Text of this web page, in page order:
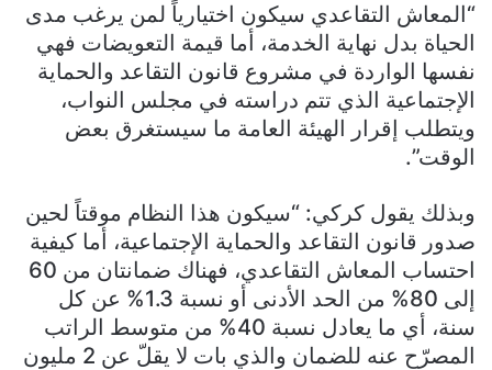
“المعاش التقاعدي سيكون اختيارياً لمن يرغب مدى
الحياة بدل نهاية الخدمة، أما قيمة التعويضات فهي
نفسها الواردة في مشروع قانون التقاعد والحماية
الإجتماعية الذي تتم دراسته في مجلس النواب،
ويتطلب إقرار الهيئة العامة ما سيستغرق بعض
الوقت”.
وبذلك يقول كركي: “سيكون هذا النظام موقتاً لحين
صدور قانون التقاعد والحماية الإجتماعية، أما كيفية
احتساب المعاش التقاعدي، فهناك ضمانتان من 60
إلى 80% من الحد الأدنى أو نسبة 1.3% عن كل
سنة، أي ما يعادل نسبة 40% من متوسط الراتب
المصرّح عنه للضمان والذي بات لا يقلّ عن 2 مليون